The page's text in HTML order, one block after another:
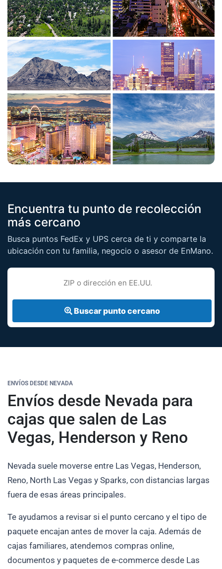
Encuentra tu punto de recolección
más cercano
Busca puntos FedEx y UPS cerca de ti y comparte la
ubicación con tu familia, negocio o asesor de EnMano.
Buscar punto cercano
ENVÍOS DESDE NEVADA
Envíos desde Nevada para
cajas que salen de Las
Vegas, Henderson y Reno
Nevada suele moverse entre Las Vegas, Henderson,
Reno, North Las Vegas y Sparks, con distancias largas
fuera de esas áreas principales.
Te ayudamos a revisar si el punto cercano y el tipo de
paquete encajan antes de mover la caja. Además de
cajas familiares, atendemos compras online,
documentos y paquetes de e-commerce desde Las